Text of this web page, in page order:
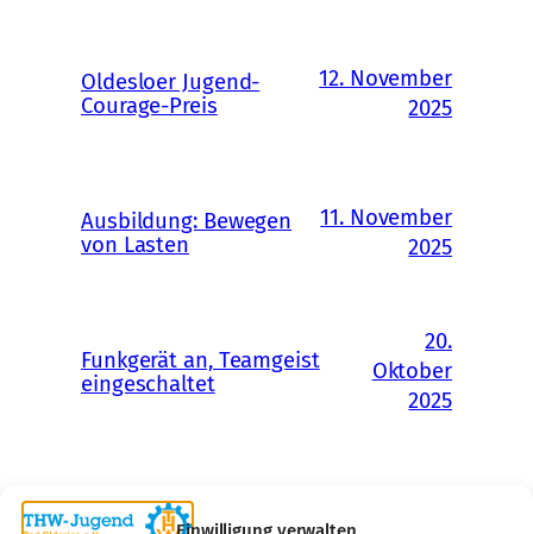
Oldesloer Jugend-
Courage-Preis
12. November
2025
Ausbildung: Bewegen
von Lasten
11. November
2025
Funkgerät an, Teamgeist
eingeschaltet
20.
Oktober
2025